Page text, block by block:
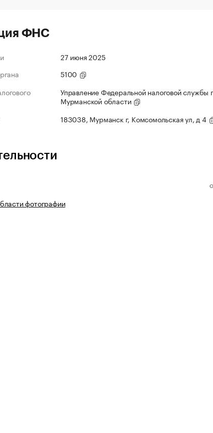
ФНС
27 июня 2025
5100
Управление Федеральной налоговой службы
Мурманской области
183038, Мурманск г, Комсомольская ул, д 4
фотографии